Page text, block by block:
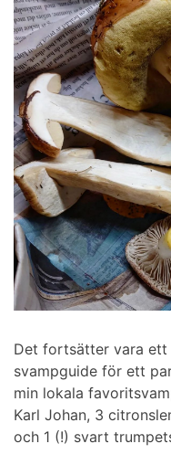
Det fortsätter vara
svampguide för ett
min lokala
Karl Johan, 3
och 1 (!) svart